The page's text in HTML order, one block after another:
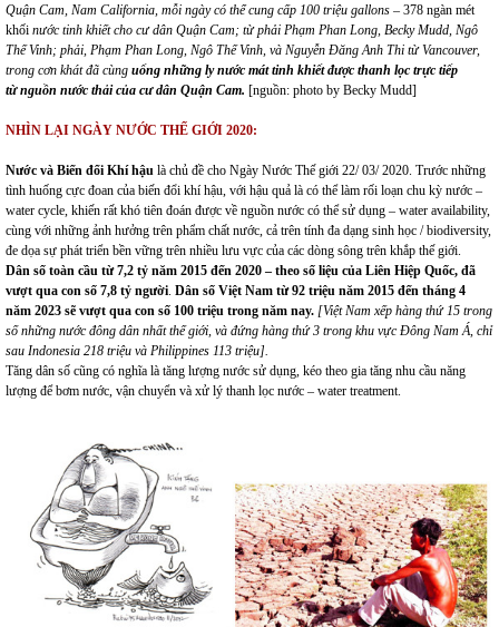
Quận Cam, Nam California, mỗi ngàycó thểcung cấp 100 triệu gallons – 378 ngàn mét
khối nước tinh khiết cho cư dân Quận Cam ; từ phải Phạm Phan Long, Becky Mudd, Ngô
Thế Vinh; phải, Phạm Phan Long, Ngô Thế Vinh, và Nguyễn Đăng Anh Thi từ Vancouver,
trong cơn khát đã cùng uống những ly nước mát tinh khiết được thanh lọc trực tiếp
từ nguồn nước thảicủa cư dân Quận Cam. [nguồn: photo by Becky Mudd]
NHÌN LẠI NGÀY NƯỚC THẾ GIỚI 2020:
Nước và Biến đổi Khí hậu là chủ đề cho Ngày Nước Thế giới 22/ 03/ 2020. Trước những
tình huống cực đoan của biến đổi khí hậu, với hậu quả là có thể làm rối loạn chu kỳ nước –
water cycle, khiến rất khó tiên đoán được về nguồn nước có thể sử dụng – water availability,
cùng với những ảnh hưởng trên phẩm chất nước, cả trên tính đa dạng sinh học / biodiversity,
đe dọa sự phát triển bền vững trên nhiều lưu vực của các dòng sông trên khắp thế giới.
Dân số toàn cầu từ 7,2 tỷ năm 2015 đến 2020 – theo số liệu của Liên Hiệp Quốc, đã
vượt qua con số 7,8 tỷ người Dân số Việt Nam từ 92 triệu năm 2015 đến tháng 4
năm 2023 sẽ vượt qua con số 100 triệu trong năm nay. [Việt Nam xếp hàng thứ 15 trong
số những nước đông dân nhất thế giới, và đứng hàng thứ 3 trong khu vực Đông Nam Á, chỉ
sau Indonesia 218 triệu và Philippines 113 triệu].
Tăng dân số cũng có nghĩa là tăng lượng nước sử dụng, kéo theo gia tăng nhu cầu năng
lượng để bơm nước, vận chuyển và xử lý thanh lọc nước – water treatment.